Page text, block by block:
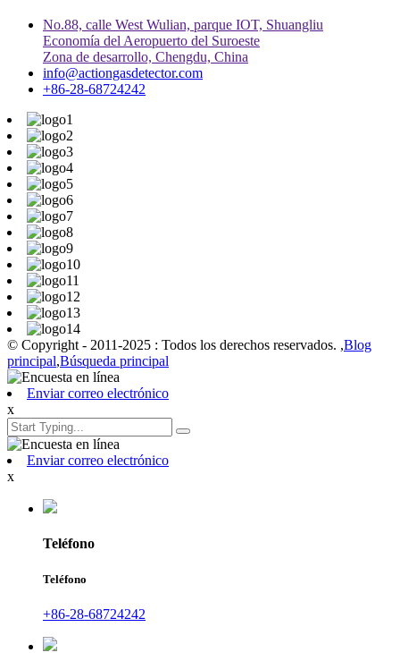
No.88, calle West Wulian, parque IOT, Shuangliu
Economía del Aeropuerto del Suroeste
Zona de desarrollo, Chengdu, China
info@actiongasdetector.com
+86-28-68724242
© Copyright - 2011-2025 : Todos los derechos reservados. ,Blog
principal,Búsqueda principal
Enviar correo electrónico
x
Enviar correo electrónico
x
Teléfono
Teléfono
+86-28-68724242